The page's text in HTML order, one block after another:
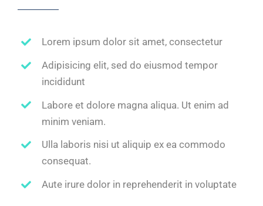
Lorem ipsum dolor sit amet, consectetur
Adipisicing elit, sed do eiusmod tempor
incididunt
Labore et dolore magna aliqua. Ut enim ad
minim veniam.
Ulla laboris nisi ut aliquip ex ea commodo
consequat.
Aute irure dolor in reprehenderit in voluptate